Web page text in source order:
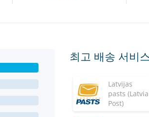
최고 배송 서비
Latvijas
pasts (Latvia
Post)